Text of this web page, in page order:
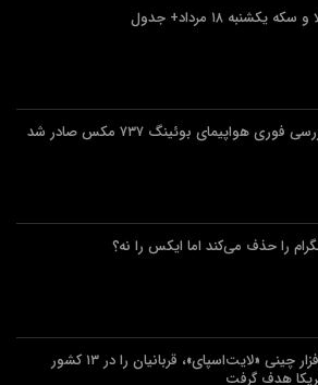
۱۸ مرداد+ جدول
فوری هواپیمای بوئینگ ۷۳۷ مکس صادر شد
را حذف می‌کند اما ایکس را نه؟
جاسوس‌افزار چینی «لایت‌اسپای»، قربانیان را در ۱۳ کشور
هدف گرفت